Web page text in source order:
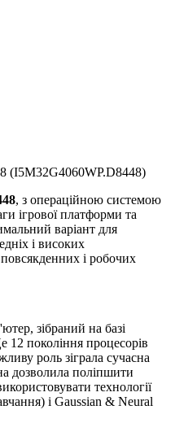
(I5M32G4060WP.D8448)
, з операційною системою
ігрової платформи та
варіант для
і високих
і робочих
зібраний на базі
12 покоління процесорів
роль зіграла сучасна
дозволила поліпшити
технології
і Gaussian & Neural